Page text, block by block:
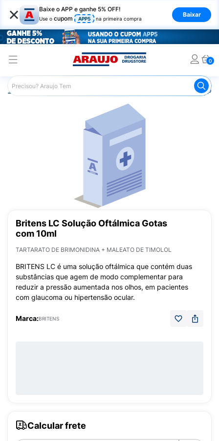
× Baixe o APP e ganhe 5% OFF!
Use o cupom APP5 na primeira compra
Baixar
0
Araujo Medicamentos Remédio
Britens LC Solução Oftálmica Gotas
com 10ml
TARTARATO DE BRIMONIDINA + MALEATO DE TIMOLOL
BRITENS LC é uma solução oftálmica que contém duas
substâncias que agem de modo complementar para
reduzir a pressão aumentada nos olhos, em pacientes
com glaucoma ou hipertensão ocular.
Marca:BRITENS
Calcular frete